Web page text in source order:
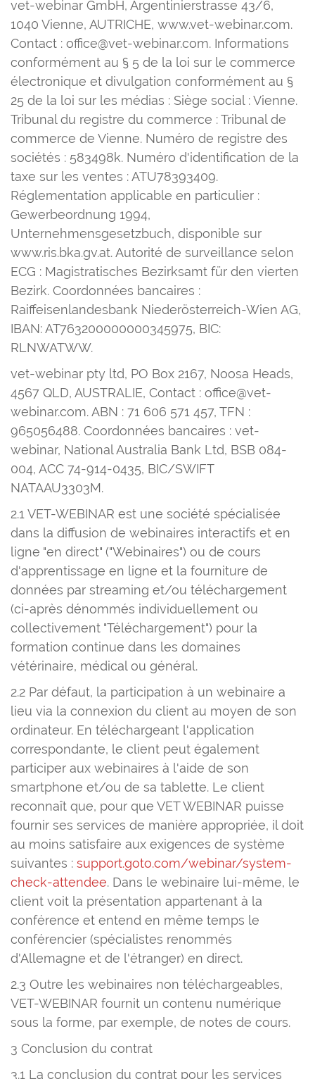
vet-webinar GmbH, Argentinierstrasse 43/6,
1040 Vienne, AUTRICHE, www.vet-webinar.com.
Contact : office@vet-webinar.com. Informations
conformément au § 5 de la loi sur le commerce
électronique et divulgation conformément au §
25 de la loi sur les médias : Siège social : Vienne.
Tribunal du registre du commerce : Tribunal de
commerce de Vienne. Numéro de registre des
sociétés : 583498k. Numéro d'identification de la
taxe sur les ventes : ATU78393409.
Réglementation applicable en particulier :
Gewerbeordnung 1994,
Unternehmensgesetzbuch, disponible sur
www.ris.bka.gv.at. Autorité de surveillance selon
ECG : Magistratisches Bezirksamt für den vierten
Bezirk. Coordonnées bancaires :
Raiffeisenlandesbank Niederösterreich-Wien AG,
IBAN: AT763200000000345975, BIC:
RLNWATWW.
vet-webinar pty ltd, PO Box 2167, Noosa Heads,
4567 QLD, AUSTRALIE, Contact : office@vet-
webinar.com. ABN : 71 606 571 457, TFN :
965056488. Coordonnées bancaires : vet-
webinar, National Australia Bank Ltd, BSB 084-
004, ACC 74-914-0435, BIC/SWIFT
NATAAU3303M.
2.1 VET-WEBINAR est une société spécialisée
dans la diffusion de webinaires interactifs et en
ligne "en direct" ("Webinaires") ou de cours
d'apprentissage en ligne et la fourniture de
données par streaming et/ou téléchargement
(ci-après dénommés individuellement ou
collectivement "Téléchargement") pour la
formation continue dans les domaines
vétérinaire, médical ou général.
2.2 Par défaut, la participation à un webinaire a
lieu via la connexion du client au moyen de son
ordinateur. En téléchargeant l'application
correspondante, le client peut également
participer aux webinaires à l'aide de son
smartphone et/ou de sa tablette. Le client
reconnaît que, pour que VET WEBINAR puisse
fournir ses services de manière appropriée, il doit
au moins satisfaire aux exigences de système
suivantes : support.goto.com/webinar/system-
check-attendee. Dans le webinaire lui-même, le
client voit la présentation appartenant à la
conférence et entend en même temps le
conférencier (spécialistes renommés
d'Allemagne et de l'étranger) en direct.
2.3 Outre les webinaires non téléchargeables,
VET-WEBINAR fournit un contenu numérique
sous la forme, par exemple, de notes de cours.
3 Conclusion du contrat
3.1 La conclusion du contrat pour les services